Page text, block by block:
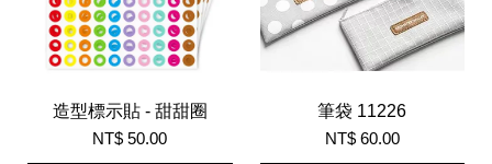
造型標示貼 - 甜甜圈
NT$ 50.00
筆袋 11226
NT$ 60.00